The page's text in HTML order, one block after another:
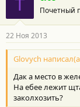
- Шумка была
много там
ИМХО
А в остальном
Руси намечаем и
ну и у передних
с обратной
Всем
T Почетный
22 Ноя 2013
Glovych
Дак а место в
На ебее лежит
заколхозить?